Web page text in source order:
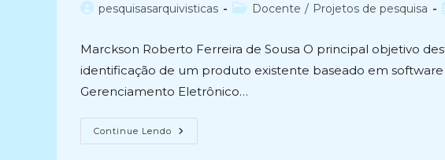
Autorpesquisasarquivisticas
Categoria
Docente / Projetos de pesquisa
Marckson Roberto Ferreira de Sousa O principal objetivo
identificação de um produto existente baseado em software
Gerenciamento Eletrônico…
Continue Lendo SELEÇÃO
DE